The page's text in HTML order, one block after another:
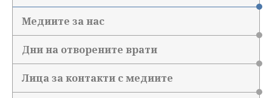
Медиите за нас
Дни на отворените врати
Лица за контакти с медиите